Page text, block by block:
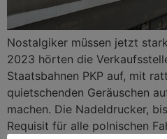
Nostalgiker müssen jetzt
2023 hörten die
Staatsbahnen PKP auf, mit
quietschenden Geräuschen
machen. Die Nadeldrucker,
Requisit für alle polnischen